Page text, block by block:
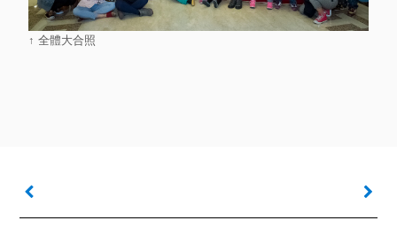
↑ 全體大合照